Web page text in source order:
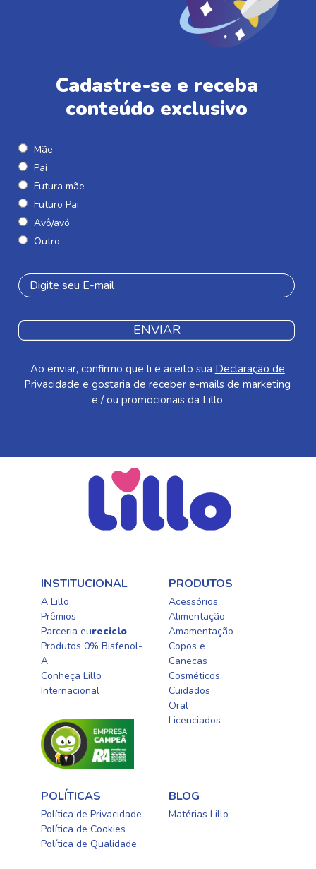
Cadastre-se e receba
conteúdo exclusivo
Mãe
Pai
Futura mãe
Futuro Pai
Avô/avó
Outro
ENVIAR
Ao enviar, confirmo que li e aceito sua Declaração de
Privacidade e gostaria de receber e-mails de marketing
e / ou promocionais da Lillo
INSTITUCIONAL
A Lillo
Prêmios
Parceria eureciclo
Produtos 0% Bisfenol-
A
Conheça Lillo
Internacional
PRODUTOS
Acessórios
Alimentação
Amamentação
Copos e
Canecas
Cosméticos
Cuidados
Oral​
Licenciados​
POLÍTICAS
Política de Privacidade
Política de Cookies
Política de Qualidade
BLOG
Matérias Lillo